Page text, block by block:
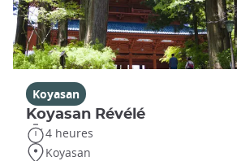
Koyasan
Koyasan Révélé
4 heures
Koyasan